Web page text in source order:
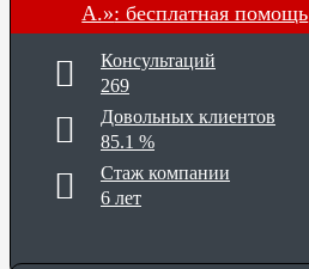
А.»: бесплатная помощь
Консультаций
269
Довольных клиентов
85.1 %
Стаж компании
6 лет